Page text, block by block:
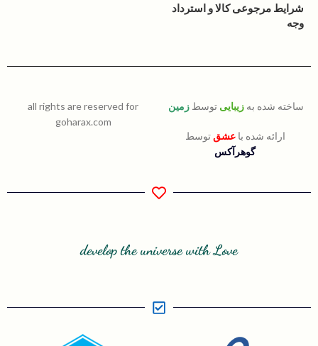
شرایط مرجوعی کالا و استرداد
وجه
ساخته شده به زیبایی توسط زمین
ارائه شده باعشق توسط
گوهرآکس
all rights are reserved for
goharax.com
develop the universe with Love